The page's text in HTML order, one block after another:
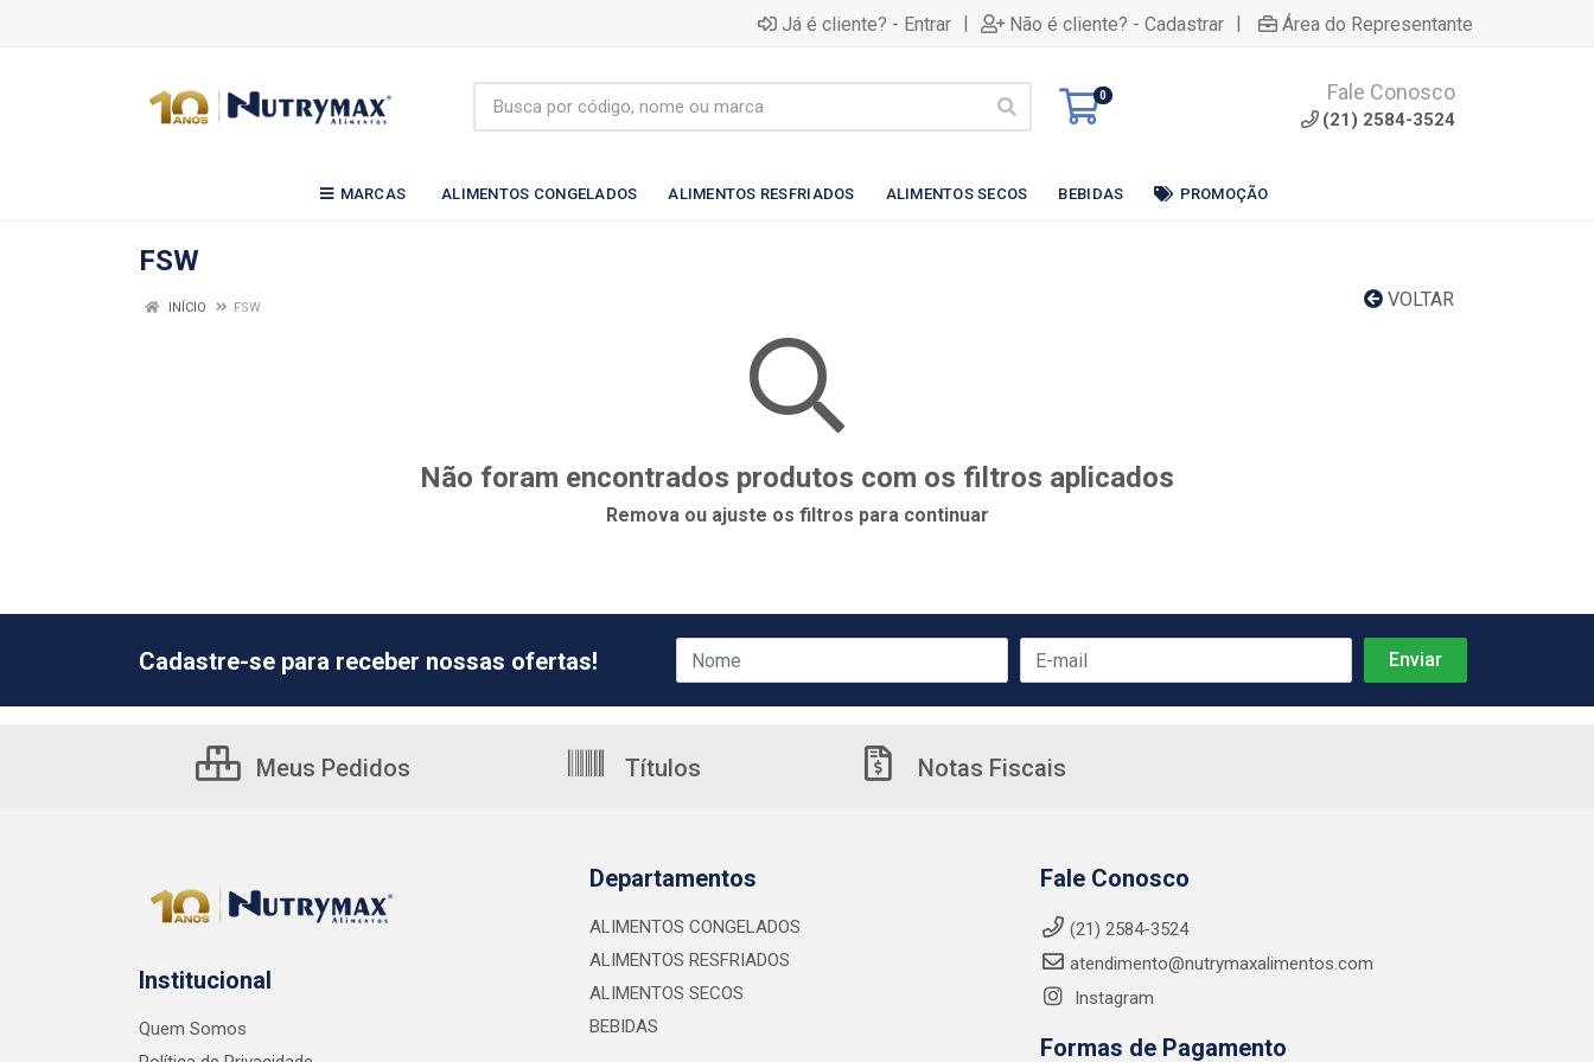
Já é cliente? - Entrar | Não é cliente? - Cadastrar | Área do Representante
0 Fale Conosco
(21) 2584-3524
MARCAS ALIMENTOS CONGELADOS ALIMENTOS RESFRIADOS ALIMENTOS SECOS BEBIDAS PROMOÇÃO
FSW
VOLTAR
INÍCIO FSW
Não foram encontrados produtos com os filtros aplicados
Remova ou ajuste os filtros para continuar
Cadastre-se para receber nossas ofertas!
Meus Pedidos Títulos Notas Fiscais
Institucional
Quem Somos
Departamentos
ALIMENTOS CONGELADOS
ALIMENTOS RESFRIADOS
ALIMENTOS SECOS
BEBIDAS
Fale Conosco
(21) 2584-3524
atendimento@nutrymaxalimentos.com
Instagram
Formas de Pagamento